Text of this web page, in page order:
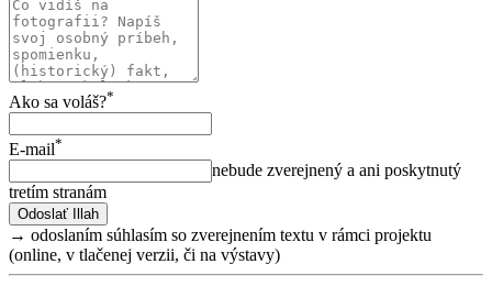
Ako sa voláš?*
E-mail*
nebude zverejnený a ani poskytnutý
tretím stranám
→ odoslaním súhlasím so zverejnením textu v rámci projektu
(online, v tlačenej verzii, či na výstavy)